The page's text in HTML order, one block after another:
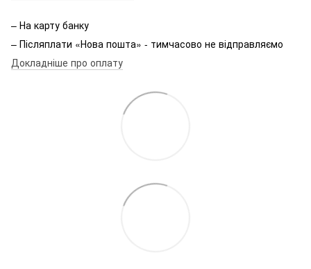
– На карту банку
– Післяплати «Нова пошта» - тимчасово не відправляємо
Докладніше про оплату